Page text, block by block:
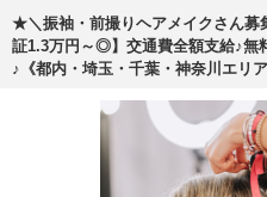
★＼振袖・前撮りヘアメイクさん
証1.3万円～◎】交通費全額支給♪無
♪《都内・埼玉・千葉・神奈川エリア